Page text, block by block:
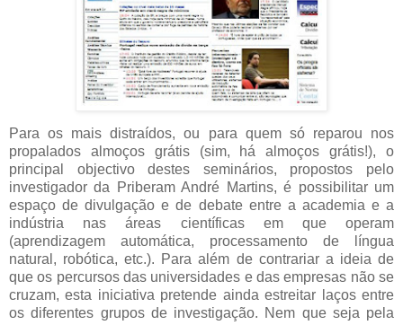
Para os mais distraídos, ou para quem só reparou nos
propalados almoços grátis (sim, há almoços grátis!), o
principal objectivo destes seminários, propostos pelo
investigador da Priberam André Martins, é possibilitar um
espaço de divulgação e de debate entre a academia e a
indústria nas áreas científicas em que operam
(aprendizagem automática, processamento de língua
natural, robótica, etc.). Para além de contrariar a ideia de
que os percursos das universidades e das empresas não se
cruzam, esta iniciativa pretende ainda estreitar laços entre
os diferentes grupos de investigação. Nem que seja pela